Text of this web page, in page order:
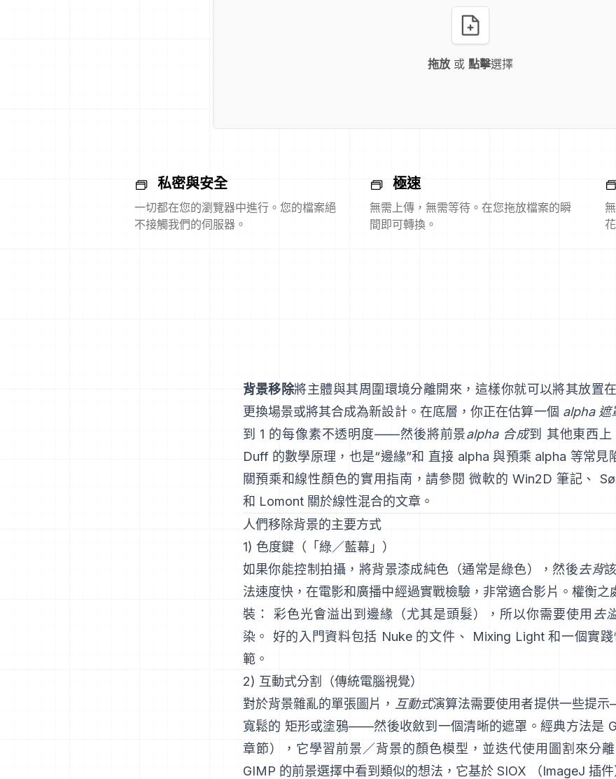
拖放 或 點擊選擇
私密與安全
一切都在您的瀏覽器中進行。您的檔案絕
不接觸我們的伺服器。
極速
無需上傳，無需等待。在您拖放檔案的瞬
間即可轉換。
背景移除將主體與其周圍環境分離開來，這樣你就可以將其放置
更換場景或將其合成為新設計。在底層，你正在估算一個 alpha 遮
到 1 的每像素不透明度——然後將前景alpha 合成到 其他東西上
Duff的數學原理，也是“邊緣”和 直接 alpha 與預乘 alpha 等常見
關預乘和線性顏色的實用指南，請參閱 微軟的 Win2D 筆記 、
和 Lomont 關於線性混合的文章 。
人們移除背景的主要方式
1) 色度鍵（「綠／藍幕」）
如果你能控制拍攝，將背景漆成純色（通常是綠色），然後去背
法速度快，在電影和廣播中經過實戰檢驗，非常適合影片。權衡之
裝： 彩色光會溢出到邊緣（尤其是頭髮），所以你需要使用 去
染。 好的入門資料包括 Nuke 的文件 、 Mixing Light和一個實踐
範。
2) 互動式分割（傳統電腦視覺）
對於背景雜亂的單張圖片， 互動式演算法需要使用者提供一些提
寬鬆的 矩形或塗鴉——然後收斂到一個清晰的遮罩。經典方法是
章節），它學習前景／背景的顏色模型，並迭代使用圖割來分
GIMP 的前景選擇中看到類似的想法，它基於 SIOX （ImageJ 插件